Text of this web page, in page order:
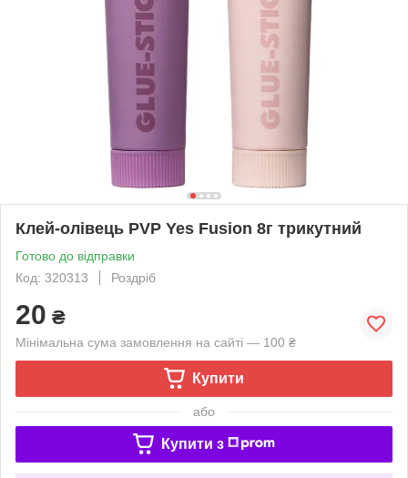
Клей-олівець PVP Yes Fusion 8г трикутний
Готово до відправки
Код: 320313
Роздріб
20 ₴
Мінімальна сума замовлення на сайті — 100 ₴
Купити
або
Купити з